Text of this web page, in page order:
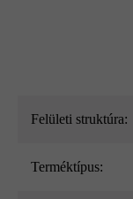
Felületi struktúra:
Terméktípus: